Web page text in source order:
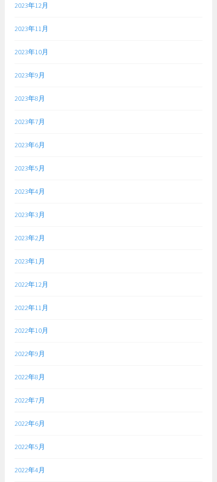
2023年12月
2023年11月
2023年10月
2023年9月
2023年8月
2023年7月
2023年6月
2023年5月
2023年4月
2023年3月
2023年2月
2023年1月
2022年12月
2022年11月
2022年10月
2022年9月
2022年8月
2022年7月
2022年6月
2022年5月
2022年4月